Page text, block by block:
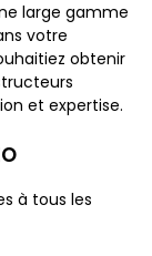
large gamme
votre
obtenir
et expertise.
à tous les